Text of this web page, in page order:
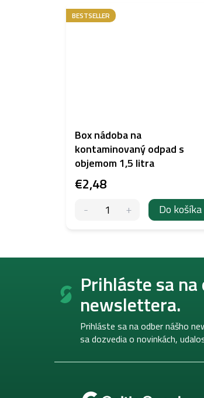
BESTSELLER
Box nádoba na
kontaminovaný odpad s
objemom 1,5 litra
€2,48
Do košíka
Z
Prihláste sa
newslettera.
Prihláste sa na odber nášho
sa dozvedia o novinkách,